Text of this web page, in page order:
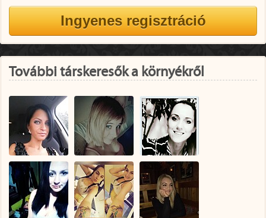
További társkeresők a környékről